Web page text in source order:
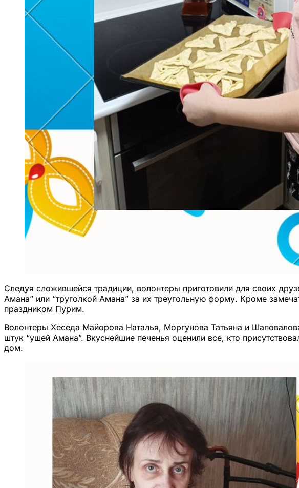
Следуя сложившейся традиции, волонтеры приготовили для своих
Амана” или “труголкой Амана” за их треугольную форму. Кроме
праздником Пурим.
Волонтеры Хеседа Майорова Наталья, Моргунова Татьяна и
штук “ушей Амана”. Вкуснейшие печенья оценили все, кто
дом.